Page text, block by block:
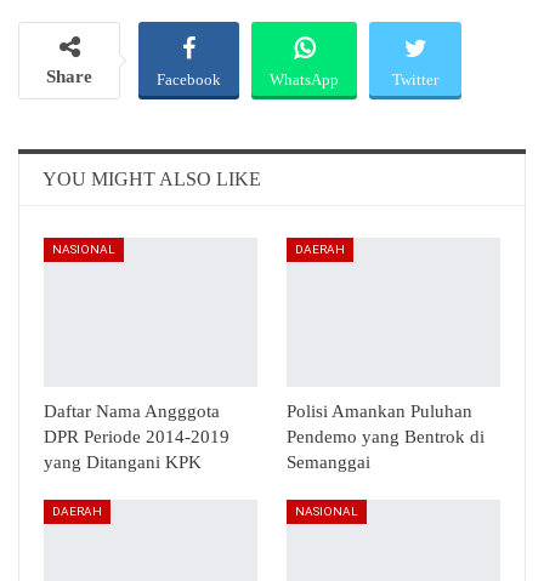
Share Facebook WhatsApp Twitter
YOU MIGHT ALSO LIKE
NASIONAL
Daftar Nama Angggota
DPR Periode 2014-2019
yang Ditangani KPK
DAERAH
Polisi Amankan Puluhan
Pendemo yang Bentrok di
Semanggai
DAERAH NASIONAL